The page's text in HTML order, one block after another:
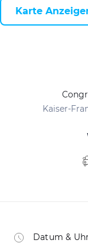
Karte
Kaiser-
Datum &